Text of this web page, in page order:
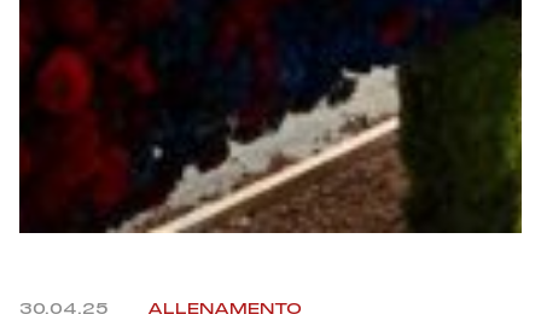
30.04.25 ALLENAMENTO